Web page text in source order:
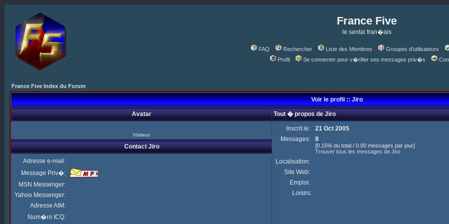
France Five
le sentai fran�ais
FAQ Rechercher Liste des Membres Groupes d'utilisateurs
Profil
Se connecter pour v�rifier ses messages priv�s
France Five Index du Forum
Voir le profil :: Jiro
Avatar Tout � propos de Jiro
Visiteur
Inscrit le:
21 Oct 2005
Messages:
8
[0.15% du total / 0.00 messages par jour]
Trouver tous les messages de Jiro
Localisation:
Site Web:
Emploi:
Loisirs:
Contact Jiro
Adresse e-mail:
Message Priv�:
MSN Messenger:
Yahoo Messenger:
Adresse AIM:
Num�ro ICQ: